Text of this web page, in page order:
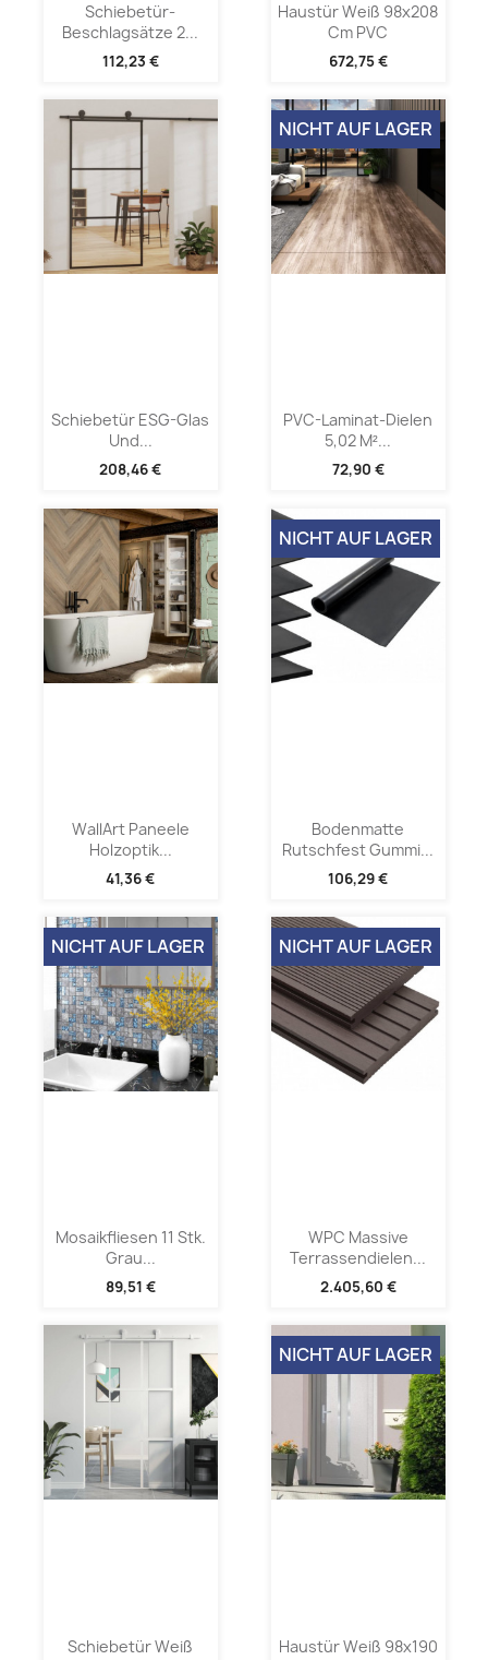
Schiebetür-
Beschlagsätze 2...
112,23 €
Haustür Weiß 98x208
Cm PVC
672,75 €
Schiebetür ESG-Glas
Und...
208,46 €
PVC-Laminat-Dielen
5,02 M²...
72,90 €
NICHT AUF LAGER
WallArt Paneele
Holzoptik...
41,36 €
Bodenmatte
Rutschfest Gummi...
106,29 €
NICHT AUF LAGER
Mosaikfliesen 11 Stk.
Grau...
89,51 €
NICHT AUF LAGER
WPC Massive
Terrassendielen...
2.405,60 €
NICHT AUF LAGER
Schiebetür Weiß
Haustür Weiß 98x190
NICHT AUF LAGER